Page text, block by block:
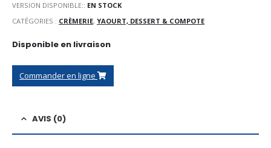
VERSION DISPONIBLE:: EN STOCK
CATÉGORIES : CRÈMERIE, YAOURT, DESSERT & COMPOTE
Disponible en livraison
Commander en ligne
AVIS (0)